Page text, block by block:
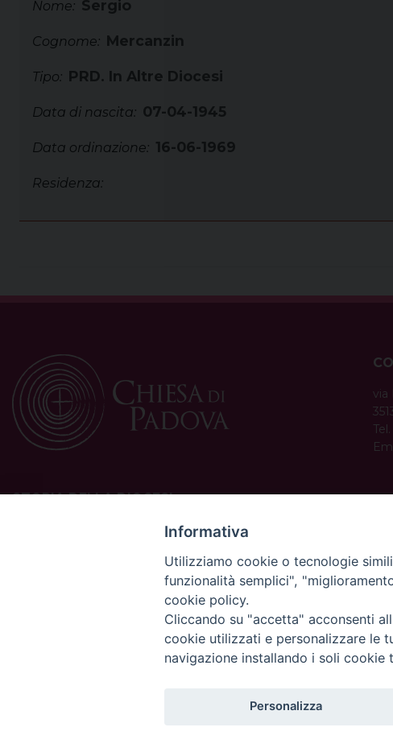
Nome: Sergio
Cognome: Mercanzin
Tipo: PRD. In Altre Diocesi
Data di nascita: 07-04-1945
Data ordinazione: 16-06-1969
Residenza:
STORIA DELLA DIOCESI
La Diocesi di Padova è una sede della Chiesa cattolica in
alla Regione Ecclesiastica Triveneto.
È costituita da 454 parrocchie situate nelle province di
Padova, Vicenza, Venezia, Treviso, Belluno.
È retta dal vescovo Claudio Cipolla.
via
Informativa
Utilizziamo cookie o tecnologie
funzionalità semplici",
cookie policy.
Cliccando su "accetta" acconsenti
cookie utilizzati e personalizzare le
navigazione installando i soli
Personalizza